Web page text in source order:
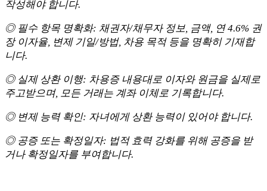
작성해야 합니다.
◎ 필수 항목 명확화: 채권자/채무자 정보, 금액, 연 4.6% 권
장 이자율, 변제 기일/방법, 차용 목적 등을 명확히 기재합
니다.
◎ 실제 상환 이행: 차용증 내용대로 이자와 원금을 실제로
주고받으며, 모든 거래는 계좌 이체로 기록합니다.
◎ 변제 능력 확인: 자녀에게 상환 능력이 있어야 합니다.
◎ 공증 또는 확정일자: 법적 효력 강화를 위해 공증을 받
거나 확정일자를 부여합니다.